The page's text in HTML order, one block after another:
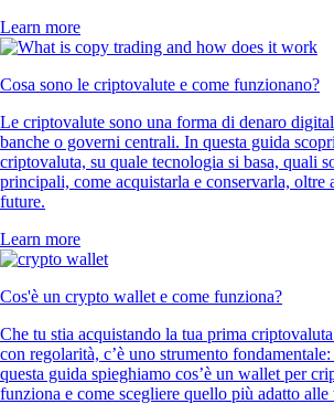
Learn more
Cosa sono le criptovalute e come funzionano?
Le criptovalute sono una forma di denaro
banche o governi centrali. In questa guida
criptovaluta, su quale tecnologia si basa, quali
principali, come acquistarla e conservarla, oltre
future.
Learn more
Cos'è un crypto wallet e come funziona?
Che tu stia acquistando la tua prima
con regolarità, c’è uno strumento
questa guida spieghiamo cos’è un wallet per
funziona e come scegliere quello più adatto alle